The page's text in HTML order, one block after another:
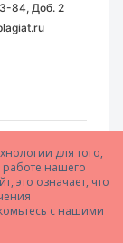
для того,
работе нашего
это означает, что
с нашими
84, Доб. 2